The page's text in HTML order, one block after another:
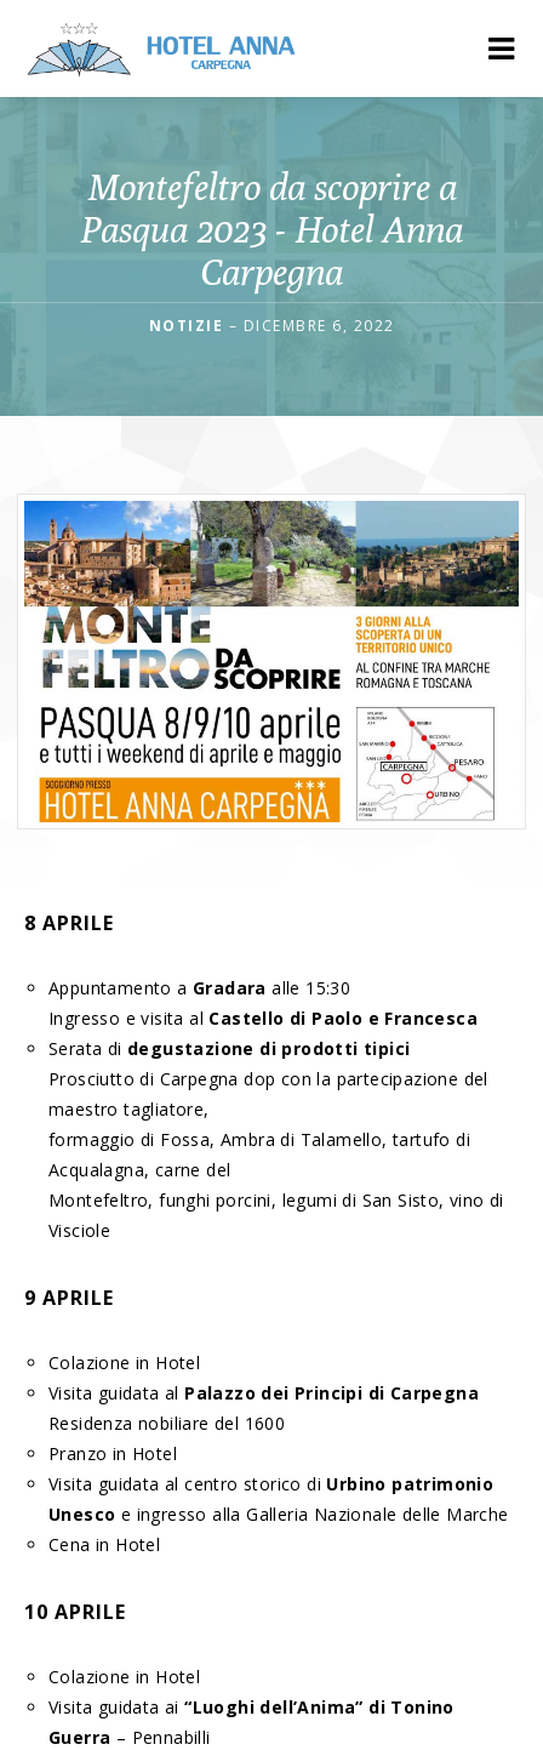
Montefeltro da scoprire a
Pasqua 2023 - Hotel Anna
Carpegna
NOTIZIE – DICEMBRE 6, 2022
8 APRILE
Appuntamento a Gradara alle 15:30
Ingresso e visita al Castello di Paolo e Francesca
Serata di degustazione di prodotti tipici
Prosciutto di Carpegna dop con la partecipazione del
maestro tagliatore,
formaggio di Fossa, Ambra di Talamello, tartufo di
Acqualagna, carne del
Montefeltro, funghi porcini, legumi di San Sisto, vino di
Visciole
9 APRILE
Colazione in Hotel
Visita guidata al Palazzo dei Principi di Carpegna
Residenza nobiliare del 1600
Pranzo in Hotel
Visita guidata al centro storico di Urbino patrimonio
Unesco e ingresso alla Galleria Nazionale delle Marche
Cena in Hotel
10 APRILE
Colazione in Hotel
Visita guidata ai“Luoghi dell’Anima” di Tonino
Guerra – Pennabilli